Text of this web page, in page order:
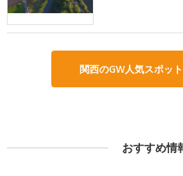
関西のGW人気スポッ
おすすめ情